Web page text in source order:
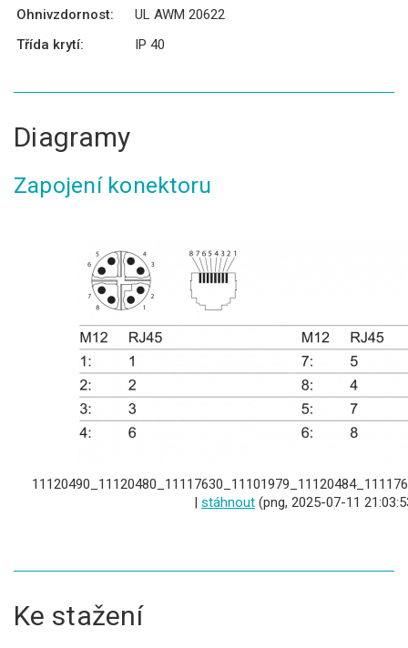
Ohnivzdornost:
UL AWM 20622
Třída krytí:
IP 40
Diagramy
Zapojení konektoru
| stáhnout (png, 2025-07-11
Ke stažení